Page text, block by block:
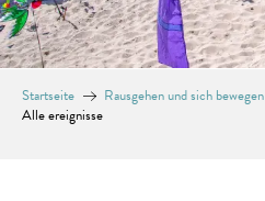
Startseite Rausgehen und sich bewegen
Alle ereignisse